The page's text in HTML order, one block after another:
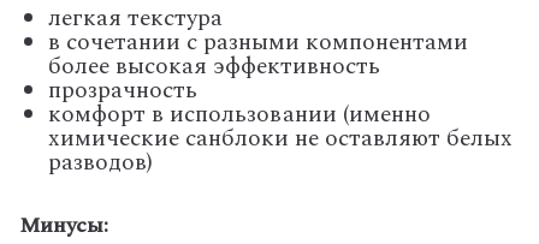
легкая текстура
в сочетании с разными компонентами
более высокая эффективность
прозрачность
комфорт в использовании (именно
химические санблоки не оставляют белых
разводов)
Минусы: